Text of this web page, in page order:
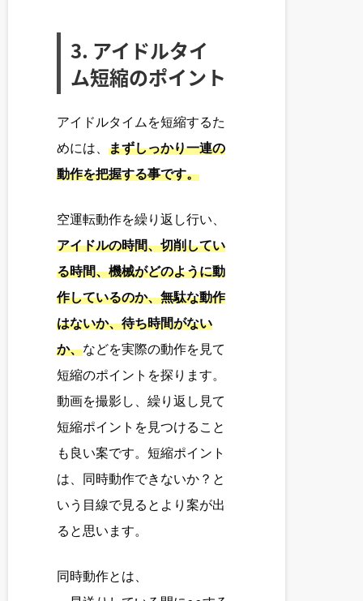
3. アイドルタイ
ム短縮のポイント
アイドルタイムを短縮するた
めには、 まずしっかり一連の
動作を把握する事です。
空運転動作を繰り返し行い、
アイドルの時間、切削してい
る時間、機械がどのように動
作しているのか、無駄な動作
はないか、待ち時間がない
か、などを実際の動作を見て
短縮のポイントを探ります。
動画を撮影し、繰り返し見て
短縮ポイントを見つけること
も良い案です。短縮ポイント
は、同時動作できないか？と
いう目線で見るとより案が出
ると思います。
同時動作とは、